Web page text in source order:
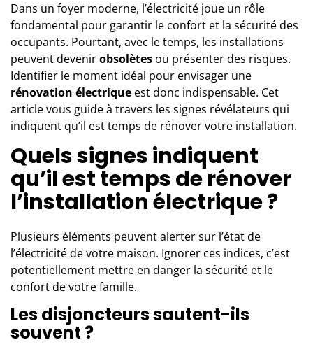
Dans un foyer moderne, l’électricité joue un rôle
fondamental pour garantir le confort et la sécurité des
occupants. Pourtant, avec le temps, les installations
peuvent devenirobsolètes ou présenter des risques.
Identifier le moment idéal pour envisager une
rénovation électrique est donc indispensable. Cet
article vous guide à travers les signes révélateurs qui
indiquent qu’il est temps de rénover votre installation.
Quels signes indiquent
qu’il est temps de rénover
l’installation électrique ?
Plusieurs éléments peuvent alerter sur l’état de
l’électricité de votre maison. Ignorer ces indices, c’est
potentiellement mettre en danger la sécurité et le
confort de votre famille.
Les disjoncteurs sautent-ils
souvent ?